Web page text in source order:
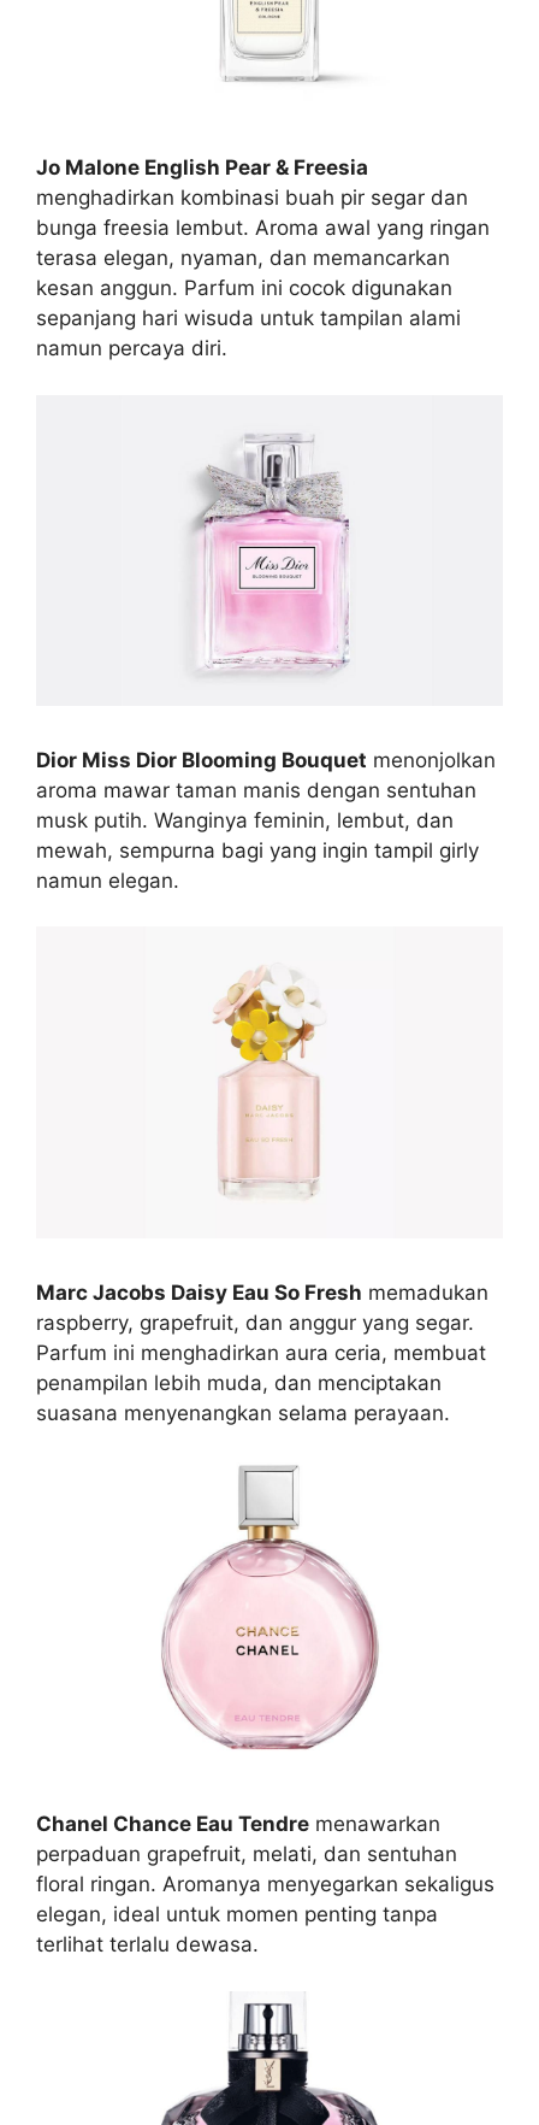
Jo Malone English Pear & Freesia
menghadirkan kombinasi buah pir segar dan
bunga freesia lembut. Aroma awal yang ringan
terasa elegan, nyaman, dan memancarkan
kesan anggun. Parfum ini cocok digunakan
sepanjang hari wisuda untuk tampilan alami
namun percaya diri.
Dior Miss Dior Blooming Bouquet menonjolkan
aroma mawar taman manis dengan sentuhan
musk putih. Wanginya feminin, lembut, dan
mewah, sempurna bagi yang ingin tampil girly
namun elegan.
Marc Jacobs Daisy Eau So Fresh memadukan
raspberry, grapefruit, dan anggur yang segar.
Parfum ini menghadirkan aura ceria, membuat
penampilan lebih muda, dan menciptakan
suasana menyenangkan selama perayaan.
Chanel Chance Eau Tendre menawarkan
perpaduan grapefruit, melati, dan sentuhan
floral ringan. Aromanya menyegarkan sekaligus
elegan, ideal untuk momen penting tanpa
terlihat terlalu dewasa.